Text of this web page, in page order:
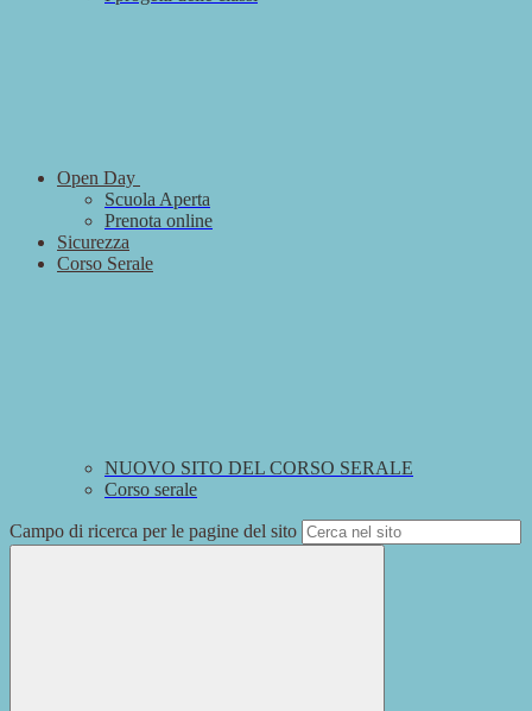
Open Day
Scuola Aperta
Prenota online
Sicurezza
Corso Serale
NUOVO SITO DEL CORSO SERALE
Corso serale
Campo di ricerca per le pagine del sito